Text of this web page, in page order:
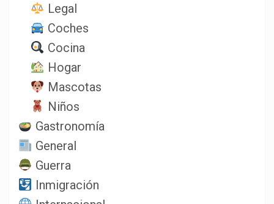
Legal
Coches
Cocina
Hogar
Mascotas
Niños
Gastronomía
General
Guerra
Inmigración